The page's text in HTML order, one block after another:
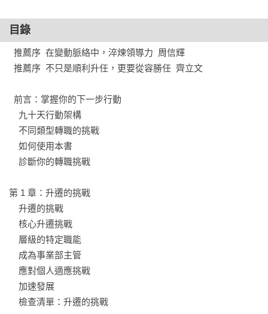
取（優秀的）昔日同儕；巧妙建立威信；專心推進業務正確發
展。
3.    企業外交的挑戰：完成任務更依賴影響力，而非權威
識誰是支持者、反對者和可說服者，創造關鍵多數的支持和結
盟。
4.    空降入職的挑戰：避免做出觸發組織「免疫系統」攻擊的行
為組織變革創造動能。透過五場對話，與上司、同儕、直屬部
屬、重要成員對齊期待。
5.    跨國外派的挑戰：別當短期待命的觀光客型經理人
在私領域，安置好家人，建立新的支持系統。在公領域，善用
抵達的第一印象；確保自己合規；透過推動業務的一系列短程
目標來建立團隊。
目錄
第 1 章：升遷的挑戰